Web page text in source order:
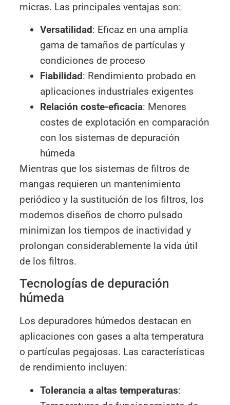
micras. Las principales ventajas son:
Versatilidad: Eficaz en una amplia
gama de tamaños de partículas y
condiciones de proceso
Fiabilidad: Rendimiento probado en
aplicaciones industriales exigentes
Relación coste-eficacia: Menores
costes de explotación en comparación
con los sistemas de depuración
húmeda
Mientras que los sistemas de filtros de
mangas requieren un mantenimiento
periódico y la sustitución de los filtros, los
modernos diseños de chorro pulsado
minimizan los tiempos de inactividad y
prolongan considerablemente la vida útil
de los filtros.
Tecnologías de depuración
húmeda
Los depuradores húmedos destacan en
aplicaciones con gases a alta temperatura
o partículas pegajosas. Las características
de rendimiento incluyen:
Tolerancia a altas temperaturas: